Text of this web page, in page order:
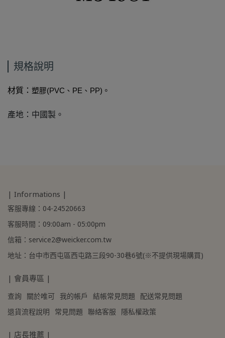
規格說明
材質： 塑膠(PVC 、 PE 、 PP) 。
產地：中國製。
| Informations |
客服專線：04-24520663
客服時間：09:00am - 05:00pm
信箱：service2@weicker.com.tw
地址：台中市西屯區西屯路三段90-30巷6號(※不提供現場購買)
| 會員專區 |
查詢 關於唯可 我的帳戶 結帳常見問題 配送常見問題
退貨流程說明 常見問題 聯絡客服 隱私權政策
| 店長推薦 |